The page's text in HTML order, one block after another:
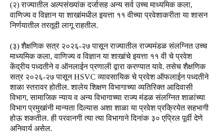
(२) राज्यातील अल्पसंख्यांक दर्जासह अन्य सर्व उच्च माध्यमिक कला,
वाणिज्य व विज्ञान या शाखांमधील इयत्ता ११ वीच्या प्रवेशाकरीता या शासन
निर्णयातील तरतूदी लागू राहतील.
(३) शैक्षणिक सत्र २०२६-२७ पासून राज्यातील राज्यमंडळ संलग्नित उच्च
माध्यमिक कला, वाणिज्य व विज्ञान या शाखांचे इयत्ता ११ वी चे प्रवेश
केंद्रीय पध्दतीने व ऑनलाईन प्रणाली द्वारा करण्यात यावे. तसेच शैक्षणिक
सत्र २०२६-२७ पासून HSVC व्यावसायिक चे प्रवेश ऑफलाईन पध्दतीने
शाळा स्तरावर होतील. शालेय शिक्षण विभागाच्या व्यतिरिक्त आदिवासी
विभाग, सामाजिक न्याय व अन्य विभागाच्या राज्य मंडळ संलग्नित शाळांच्या
विभाग प्रमुखांनी मान्यता दिल्यास अशा शाळा या प्रवेश प्रक्रियेत सहभागी
होऊ शकतील. ही परवानगी त्या त्या विभागाने दिनांक ३० एप्रिल पूर्वी देणे
अनिवार्य असेल.